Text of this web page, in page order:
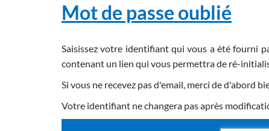
Mot de passe oublié
Saisissez votre identifiant qui vous a été fourni
contenant un lien qui vous permettra de ré-
Si vous ne recevez pas d'email, merci de d'abord
Votre identifiant ne changera pas après